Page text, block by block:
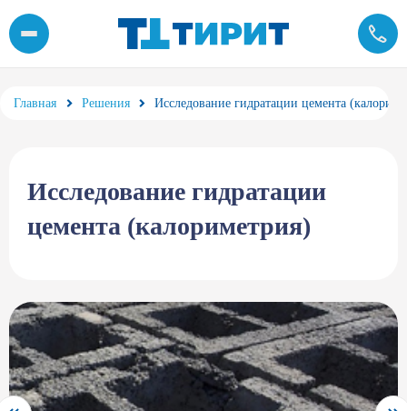
Главная Решения Исследование гидратации цемента
Исследование гидратации
цемента (калориметрия)